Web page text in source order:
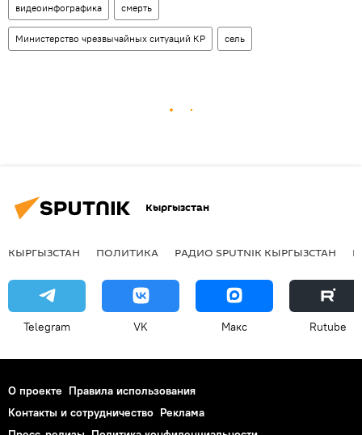
видеоинфографика смерть
Министерство чрезвычайных ситуаций КР сель
Кыргызстан
КЫРГЫЗСТАН ПОЛИТИКА РАДИО SPUTNIK КЫРГЫЗСТАН
Telegram VK Макс Rutube
О проекте Правила использования
Контакты и сотрудничество Реклама